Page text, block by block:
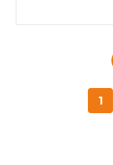
1